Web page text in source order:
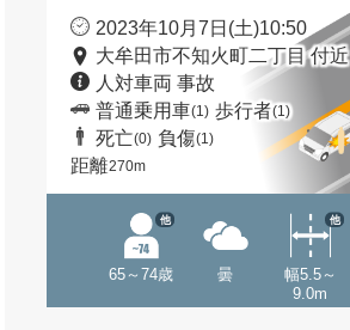
2023年10月7日(土)10:50
大牟田市不知火町二丁目 付近
人対車両 事故
普通乗用車(1) 歩行者(1)
死亡(0) 負傷(1)
距離270m
65～74歳
他
曇
幅5.5～
9.0m
他